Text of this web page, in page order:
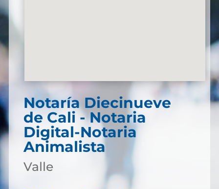
Notaría Diecinueve
de Cali - Notaria
Digital-Notaria
Animalista
Valle